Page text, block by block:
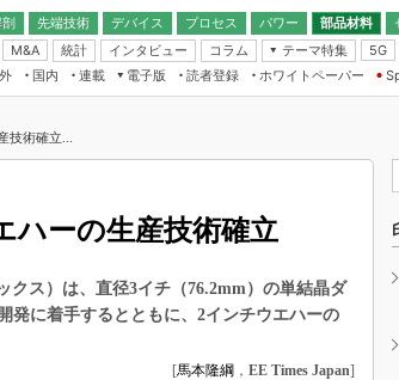
先端技術
デバイス
プロセス パワー 部品材料
無線
M&A 統計 インタビュー コラム
テーマ特集
フィジカルAI
読者調査（EE Times Research）
IoT
エレクトロニクス入門（EDN
5G
IoT・エッ
EXPO
TECHNO-
人とくるま展
国内
連載
会人大
電子版
読者登録 ホワイトペーパー
技術確立...
ハーの生産技術確立
ス）は、直径3イチ（76.2mm）の単結晶ダ
発に着手するとともに、2インチウエハーの
[馬本隆綱 ， EE Times Japan]